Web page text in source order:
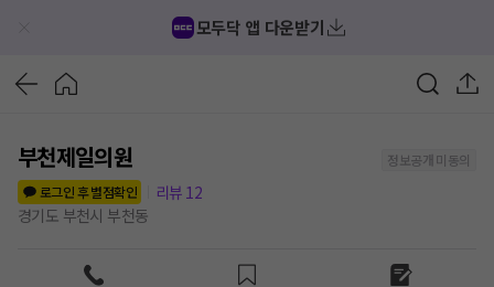
모두닥 앱 다운받기
부천제일의원
정보공개 미동의
로그인 후 별점확인
리뷰 12
경기도 부천시 부천동